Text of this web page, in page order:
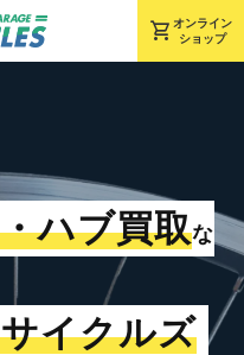
shopping_cart オンライン
ショップ
ハブ買取な
イクルズ